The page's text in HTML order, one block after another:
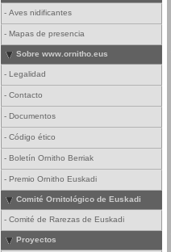
- Aves nidificantes
- Mapas de presencia
Sobre www.ornitho.eus
- Legalidad
- Contacto
- Documentos
- Código ético
- Boletín Ornitho Berriak
- Premio Ornitho Euskadi
Comité Ornitológico de Euskadi
- Comité de Rarezas de Euskadi
Proyectos